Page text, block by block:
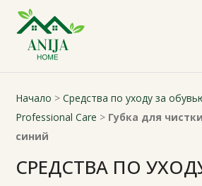
Начало >Средства по уходу за
Professional Care > Губка для
синий
СРЕДСТВА ПО